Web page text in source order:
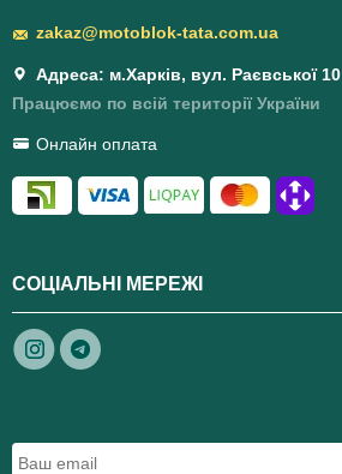
zakaz@motoblok-tata.com.ua
Адреса: м.Харків, вул. Раєвської 10
Працюємо по всій території України
Онлайн оплата
СОЦІАЛЬНІ МЕРЕЖІ